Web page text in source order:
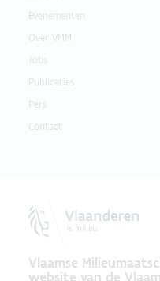
Evenementen
Over VMM
Jobs
Publicaties
Pers
Contact
Vlaamse
website van de